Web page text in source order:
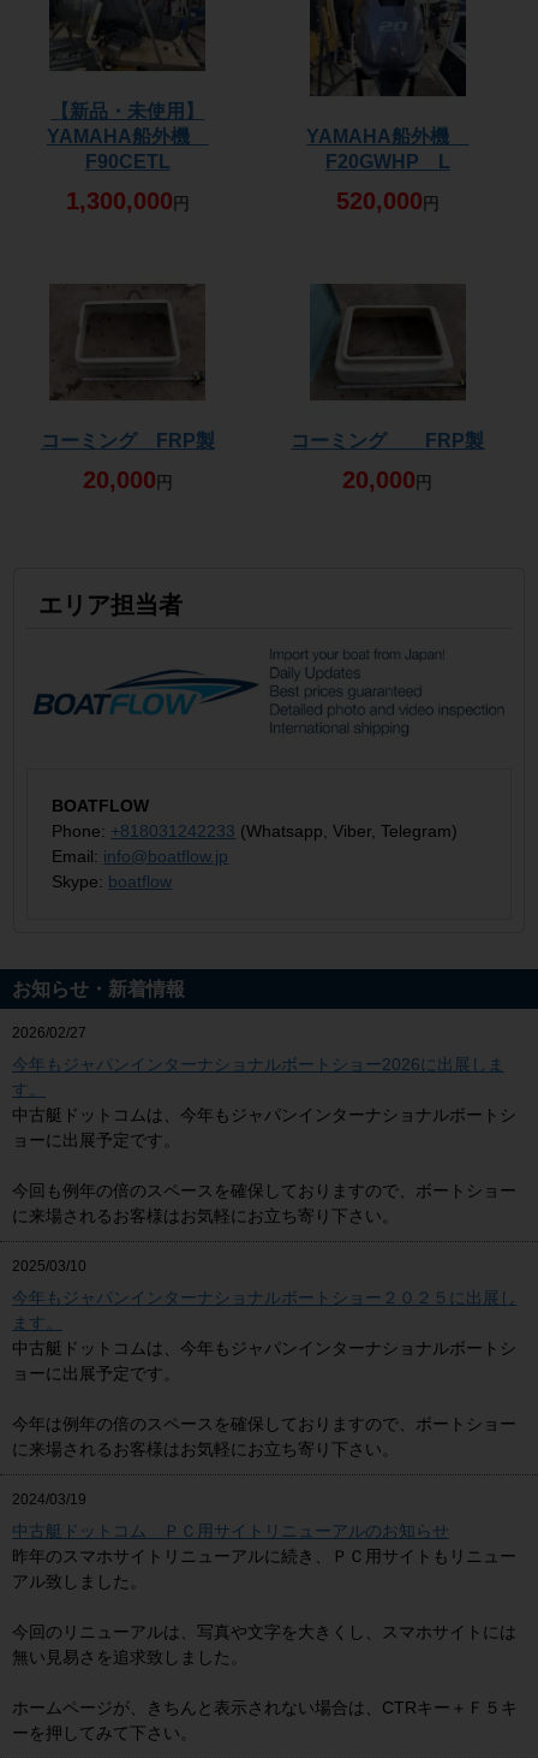
【新品・未使用】
YAMAHA船外機
F90CETL
1,300,000 円
YAMAHA船外機
F20GWHP L
520,000 円
コーミング FRP製
20,000 円
コーミング FRP製
20,000 円
エリア担当者
BOATFLOW
Phone: +818031242233 (Whatsapp, Viber, Telegram)
Email: info@boatflow.jp
Skype: boatflow
お知らせ・新着情報
2026/02/27
今年もジャパンインターナショナルボートショー2026に出展しま
す。
中古艇ドットコムは、今年もジャパンインターナショナルボートシ
ョーに出展予定です。
今回も例年の倍のスペースを確保しておりますので、ボートショー
に来場されるお客様はお気軽にお立ち寄り下さい。
2025/03/10
今年もジャパンインターナショナルボートショー２０２５に出展し
ます。
中古艇ドットコムは、今年もジャパンインターナショナルボートシ
ョーに出展予定です。
今年は例年の倍のスペースを確保しておりますので、ボートショー
に来場されるお客様はお気軽にお立ち寄り下さい。
2024/03/19
中古艇ドットコム ＰＣ用サイトリニューアルのお知らせ
昨年のスマホサイトリニューアルに続き、ＰＣ用サイトもリニュー
アル致しました。
今回のリニューアルは、写真や文字を大きくし、スマホサイトには
無い見易さを追求致しました。
ホームページが、きちんと表示されない場合は、CTRキー＋Ｆ５キ
ーを押してみて下さい。